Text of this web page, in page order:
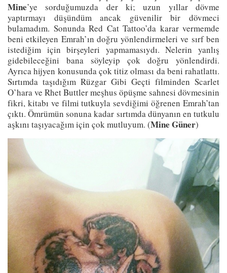
Mine’ye sorduğumuzda der ki; uzun yıllar dövme
yaptırmayı düşündüm ancak güvenilir bir dövmeci
bulamadım. Sonunda Red Cat Tattoo’da karar vermemde
beni etkileyen Emrah’ın doğru yönlendirmeleri ve sırf ben
istediğim için birşeyleri yapmamasıydı. Nelerin yanlış
gidebileceğini bana söyleyip çok doğru yönlendirdi.
Ayrıca hijyen konusunda çok titiz olması da beni rahatlattı.
Sırtımda taşıdığım Rüzgar Gibi Geçti filminden Scarlet
O’hara ve Rhet Buttler meşhus öpüşme sahnesi dövmesinin
fikri, kitabı ve filmi tutkuyla sevdiğimi öğrenen Emrah’tan
çıktı. Ömrümün sonuna kadar sırtımda dünyanın en tutkulu
aşkını taşıyacağım için çok mutluyum. (Mine Güner)